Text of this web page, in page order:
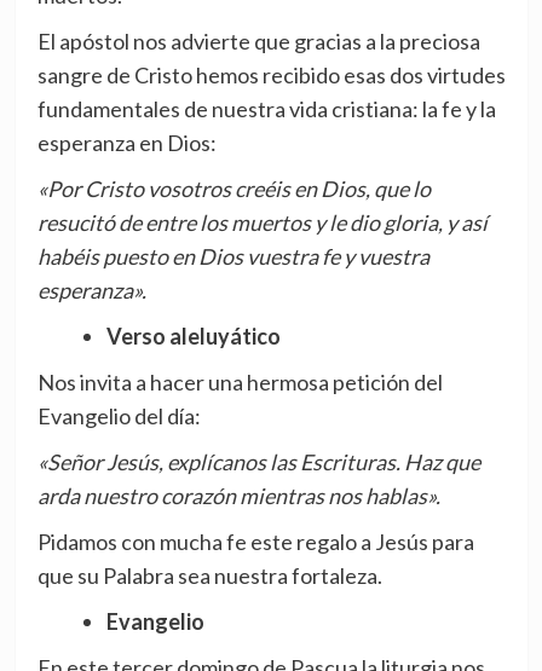
El apóstol nos advierte que gracias a la preciosa
sangre de Cristo hemos recibido esas dos virtudes
fundamentales de nuestra vida cristiana: la fe y la
esperanza en Dios:
«Por Cristo vosotros creéis en Dios, que lo
resucitó de entre los muertos y le dio gloria, y así
habéis puesto en Dios vuestra fe y vuestra
esperanza».
Verso aleluyático
Nos invita a hacer una hermosa petición del
Evangelio del día:
«Señor Jesús, explícanos las Escrituras. Haz que
arda nuestro corazón mientras nos hablas».
Pidamos con mucha fe este regalo a Jesús para
que su Palabra sea nuestra fortaleza.
Evangelio